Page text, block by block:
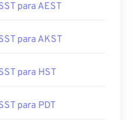
para AEST
para AKST
para HST
para PDT